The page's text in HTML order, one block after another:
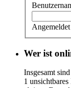
Wer ist
Insgesamt sind
1